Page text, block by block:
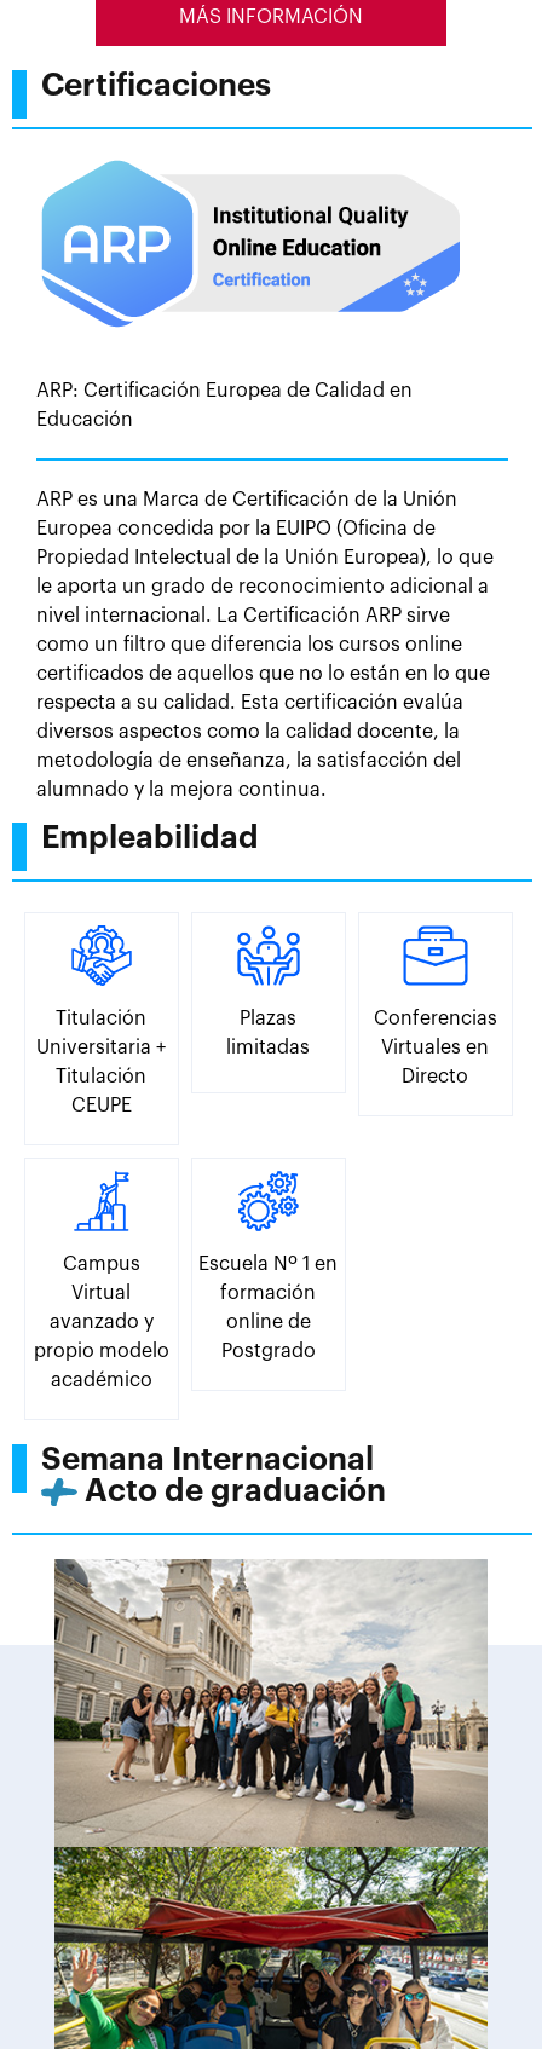
MÁS INFORMACIÓN
Certificaciones
ARP: Certificación Europea de Calidad en
Educación
ARP es una Marca de Certificación de la Unión
Europea concedida por la EUIPO (Oficina de
Propiedad Intelectual de la Unión Europea), lo que
le aporta un grado de reconocimiento adicional a
nivel internacional. La Certificación ARP sirve
como un filtro que diferencia los cursos online
certificados de aquellos que no lo están en lo que
respecta a su calidad. Esta certificación evalúa
diversos aspectos como la calidad docente, la
metodología de enseñanza, la satisfacción del
alumnado y la mejora continua.
Empleabilidad
Titulación
Universitaria +
Titulación
CEUPE
Plazas
limitadas
Conferencias
Virtuales en
Directo
Campus
Virtual
avanzado y
propio modelo
académico
Escuela Nº 1 en
formación
online de
Postgrado
Semana Internacional
Acto de graduación